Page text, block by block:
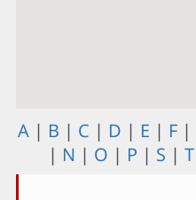
A | B | C | D | E | F |
| N | O | P | S | T